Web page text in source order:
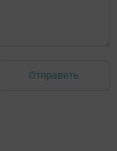
Отправить